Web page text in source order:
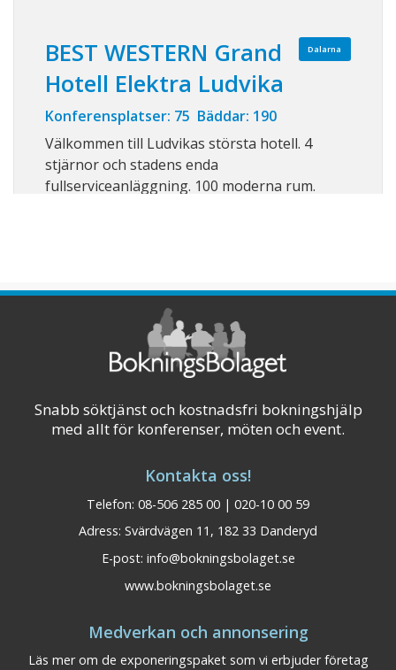
Dalarna
BEST WESTERN Grand
Hotell Elektra Ludvika
Konferensplatser: 75 Bäddar: 190
Välkommen till Ludvikas största hotell. 4
stjärnor och stadens enda
fullserviceanläggning. 100 moderna rum.
Stans bästa konferenslokaler. Alla ...
Snabb söktjänst och kostnadsfri bokningshjälp
med allt för konferenser, möten och event.
Kontakta oss!
Telefon: 08-506 285 00 | 020-10 00 59
Adress: Svärdvägen 11, 182 33 Danderyd
E-post: info@bokningsbolaget.se
www.bokningsbolaget.se
Medverkan och annonsering
Läs mer om de exponeringspaket som vi erbjuder företag